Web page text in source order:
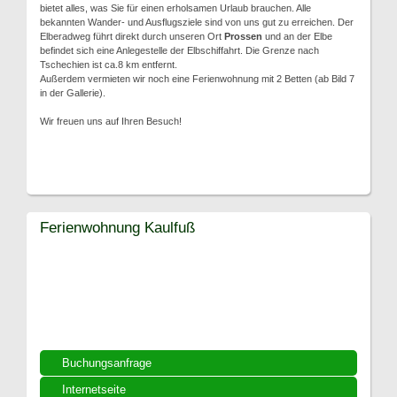
bietet alles, was Sie für einen erholsamen Urlaub brauchen. Alle
bekannten Wander- und Ausflugsziele sind von uns gut zu erreichen. Der
Elberadweg führt direkt durch unseren Ort Prossen und an der Elbe
befindet sich eine Anlegestelle der Elbschiffahrt. Die Grenze nach
Tschechien ist ca.8 km entfernt.
Außerdem vermieten wir noch eine Ferienwohnung mit 2 Betten (ab Bild 7
in der Gallerie).
Wir freuen uns auf Ihren Besuch!
Buchungsanfrage
Internetseite
Ferienwohnung Kaulfuß